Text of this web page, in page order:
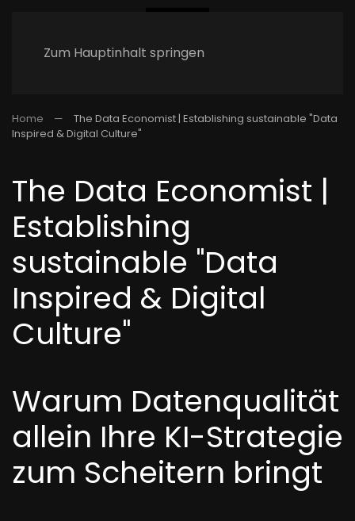
Zum Hauptinhalt springen
Home
The Data Economist | Establishing sustainable "Data
Inspired & Digital Culture"
The Data Economist |
Establishing
sustainable "Data
Inspired & Digital
Culture"
Warum Datenqualität
allein Ihre KI-Strategie
zum Scheitern bringt